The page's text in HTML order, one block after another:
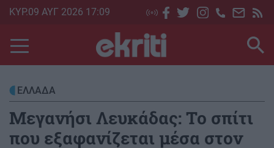
Skip
main
content
ΚΥΡ.09 ΑΥΓ 2026 17:09
ΕΛΛΑΔΑ
Μεγανήσι Λευκάδας: Το σπίτι
που εξαφανίζεται μέσα στον